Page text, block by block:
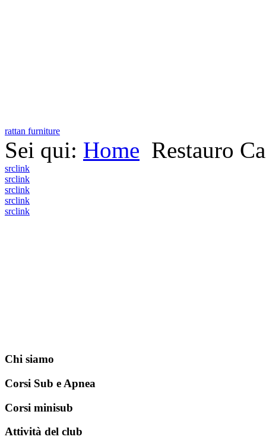
rattan furniture
Sei qui: Home Restauro
srclink
srclink
srclink
srclink
srclink
Chi siamo
Corsi Sub e Apnea
Corsi minisub
Attività del club